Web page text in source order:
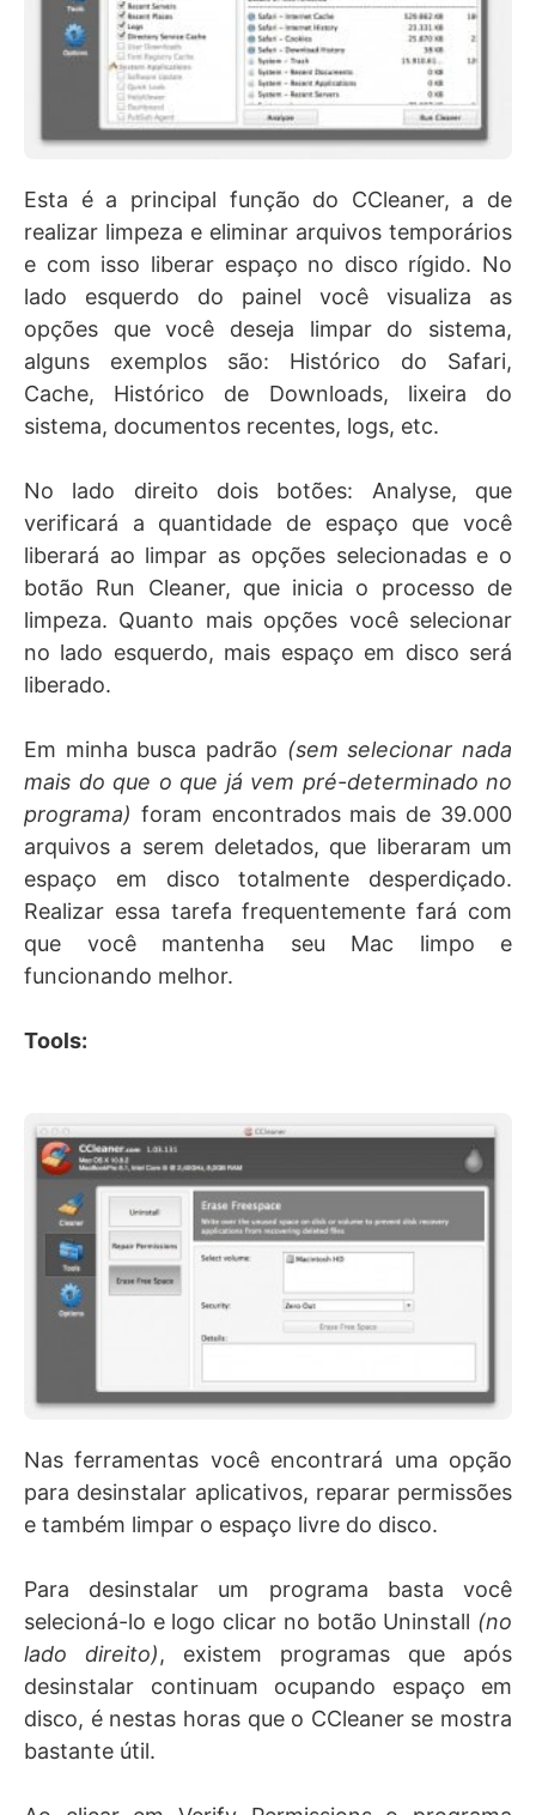
Esta é a principal função do CCleaner, a de
realizar limpeza e eliminar arquivos temporários
e com isso liberar espaço no disco rígido. No
lado esquerdo do painel você visualiza as
opções que você deseja limpar do sistema,
alguns exemplos são: Histórico do Safari,
Cache, Histórico de Downloads, lixeira do
sistema, documentos recentes, logs, etc.
No lado direito dois botões: Analyse, que
verificará a quantidade de espaço que você
liberará ao limpar as opções selecionadas e o
botão Run Cleaner, que inicia o processo de
limpeza. Quanto mais opções você selecionar
no lado esquerdo, mais espaço em disco será
liberado.
Em minha busca padrão (sem selecionar nada
mais do que o que já vem pré-determinado no
programa) foram encontrados mais de 39.000
arquivos a serem deletados, que liberaram um
espaço em disco totalmente desperdiçado.
Realizar essa tarefa frequentemente fará com
que você mantenha seu Mac limpo e
funcionando melhor.
Tools:
Nas ferramentas você encontrará uma opção
para desinstalar aplicativos, reparar permissões
e também limpar o espaço livre do disco.
Para desinstalar um programa basta você
selecioná-lo e logo clicar no botão Uninstall (no
lado direito), existem programas que após
desinstalar continuam ocupando espaço em
disco, é nestas horas que o CCleaner se mostra
bastante útil.